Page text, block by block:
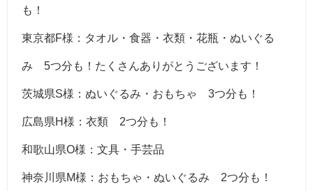
も！
東京都F様：タオル・食器・衣類・花瓶・ぬいぐる
み 5つ分も！たくさんありがとうございます！
茨城県S様：ぬいぐるみ・おもちゃ 3つ分も！
広島県H様：衣類 2つ分も！
和歌山県O様：文具・手芸品
神奈川県M様：おもちゃ・ぬいぐるみ 2つ分も！